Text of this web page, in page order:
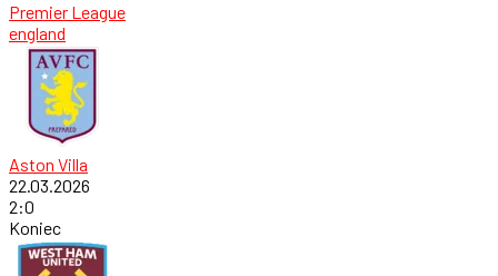
Premier League
england
Aston Villa
22.03.2026
2:0
Koniec